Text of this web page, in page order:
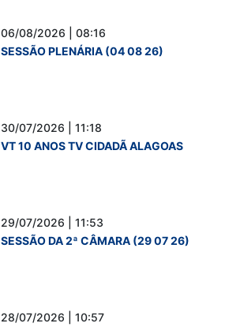
06/08/2026 | 08:16
SESSÃO PLENÁRIA (04 08 26)
30/07/2026 | 11:18
VT 10 ANOS TV CIDADÃ ALAGOAS
29/07/2026 | 11:53
SESSÃO DA 2ª CÂMARA (29 07 26)
28/07/2026 | 10:57